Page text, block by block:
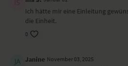
Vorbeuge im Sitzen –
Drehsitz – Ardha Matsyendrasana
Kopf-zum-Knie-Stellung – Janu
Shavasana
Ich hätte mir eine Einleitung
die Einheit.
0
Janine November 03, 2025